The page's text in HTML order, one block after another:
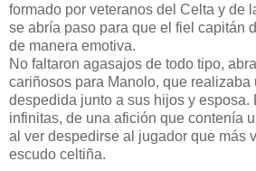
formado por veteranos del Celta y de
se abría paso para que el fiel capitán
de manera emotiva.
No faltaron agasajos de todo tipo,
cariñosos para Manolo, que realizaba
despedida junto a sus hijos y esposa.
infinitas, de una afición que contenía
al ver despedirse al jugador que más
escudo celtiña.